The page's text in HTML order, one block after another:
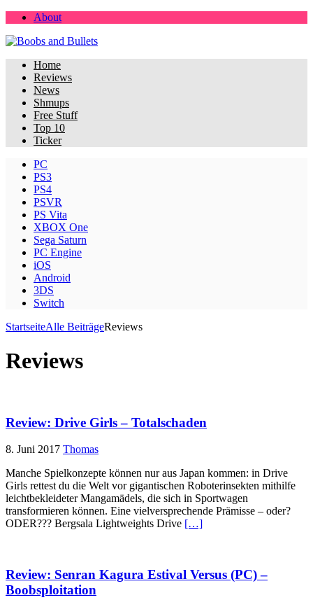
About
Home
Reviews
News
Shmups
Free Stuff
Top 10
Ticker
PC
PS3
PS4
PSVR
PS Vita
XBOX One
Sega Saturn
PC Engine
iOS
Android
3DS
Switch
StartseiteAlle BeiträgeReviews
Reviews
Review: Drive Girls – Totalschaden
8. Juni 2017 Thomas
Manche Spielkonzepte können nur aus Japan kommen: in Drive
Girls rettest du die Welt vor gigantischen Roboterinsekten mithilfe
leichtbekleideter Mangamädels, die sich in Sportwagen
transformieren können. Eine vielversprechende Prämisse – oder?
ODER??? Bergsala Lightweights Drive […]
Review: Senran Kagura Estival Versus (PC) –
Boobsploitation